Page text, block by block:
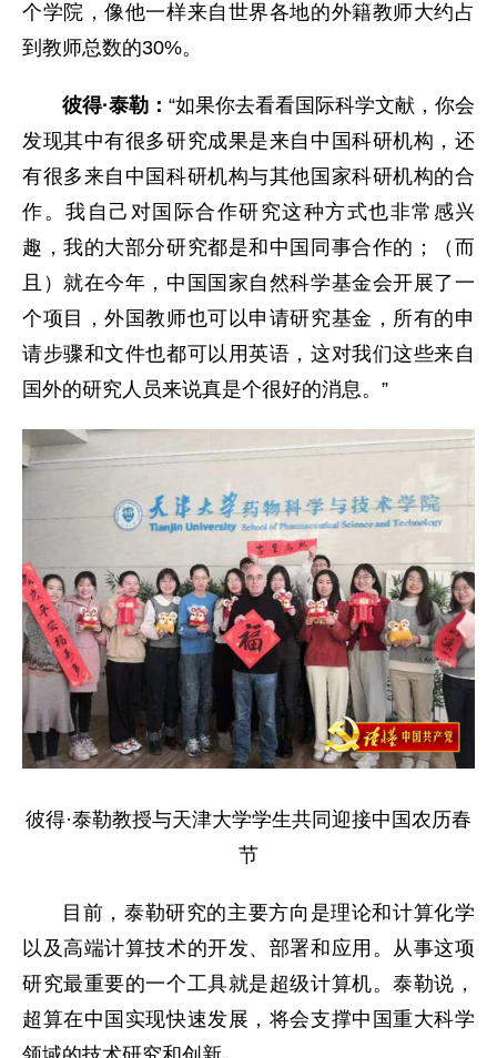
个学院，像他一样来自世界各地的外籍教师大约占
到教师总数的30%。
彼得·泰勒： “如果你去看看国际科学文献，你会
发现其中有很多研究成果是来自中国科研机构，还
有很多来自中国科研机构与其他国家科研机构的合
作。我自己对国际合作研究这种方式也非常感兴
趣，我的大部分研究都是和中国同事合作的；（而
且）就在今年，中国国家自然科学基金会开展了一
个项目，外国教师也可以申请研究基金，所有的申
请步骤和文件也都可以用英语，这对我们这些来自
国外的研究人员来说真是个很好的消息。”
彼得·泰勒教授与天津大学学生共同迎接中国农历春
节
目前，泰勒研究的主要方向是理论和计算化学
以及高端计算技术的开发、部署和应用。从事这项
研究最重要的一个工具就是超级计算机。泰勒说，
超算在中国实现快速发展，将会支撑中国重大科学